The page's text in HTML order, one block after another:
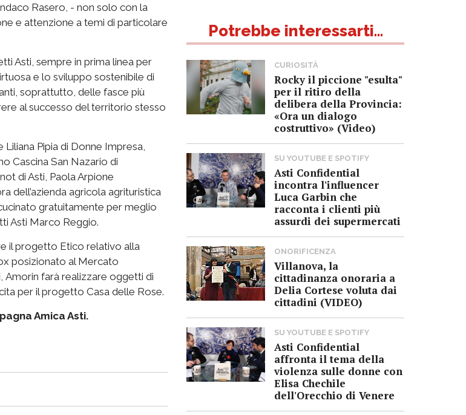
Rasero, - non solo con la
e attenzione a temi di particolare
Asti, sempre in prima linea per
e lo sviluppo sostenibile di
soprattutto, delle fasce più
al successo del territorio stesso
Pipia di Donne Impresa,
Cascina San Nazario di
di Asti, Paola Arpione
dell’azienda agricola agrituristica
gratuitamente per meglio
Asti Marco Reggio.
il progetto Etico relativo alla
posizionato al Mercato
Amorin farà realizzare oggetti di
per il progetto Casa delle Rose.
Amica Asti.
Potrebbe interessarti...
CURIOSITÀ
Rocky il piccione "esulta"
per il ritiro della
delibera della Provincia:
«Ora un dialogo
costruttivo» (Video)
SU YOUTUBE E SPOTIFY
Asti Confidential
incontra l'influencer
Luca Garbin che
racconta i clienti più
assurdi dei supermercati
ONORIFICENZA
Villanova, la
cittadinanza onoraria a
Delia Cortese voluta dai
cittadini (VIDEO)
SU YOUTUBE E SPOTIFY
Asti Confidential
affronta il tema della
violenza sulle donne con
Elisa Chechile
dell'Orecchio di Venere